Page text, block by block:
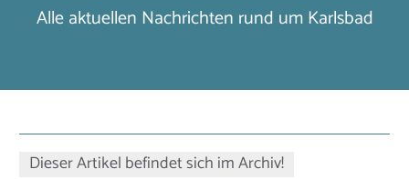
Alle aktuellen Nachrichten rund um Karlsbad
Dieser Artikel befindet sich im Archiv!